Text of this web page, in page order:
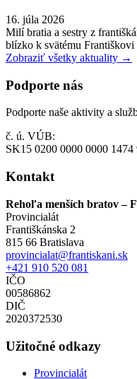
16. júla 2026
Milí bratia a sestry z
blízko k svätému
Zobraziť všetky aktuality →
Podporte nás
Podporte naše aktivity a
č. ú. VÚB:
SK15 0200 0000 0000 1474
Kontakt
Rehoľa menších bratov –
Provincialát
Františkánska 2
815 66 Bratislava
provincialat@frantiskani.sk
+421 910 520 081
IČO
00586862
DIČ
2020372530
Užitočné odkazy
Provincialát